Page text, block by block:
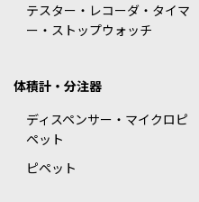
テスター・レコーダ・タイマ
ー・ストップウォッチ
体積計・分注器
ディスペンサー・マイクロピ
ペット
ピペット